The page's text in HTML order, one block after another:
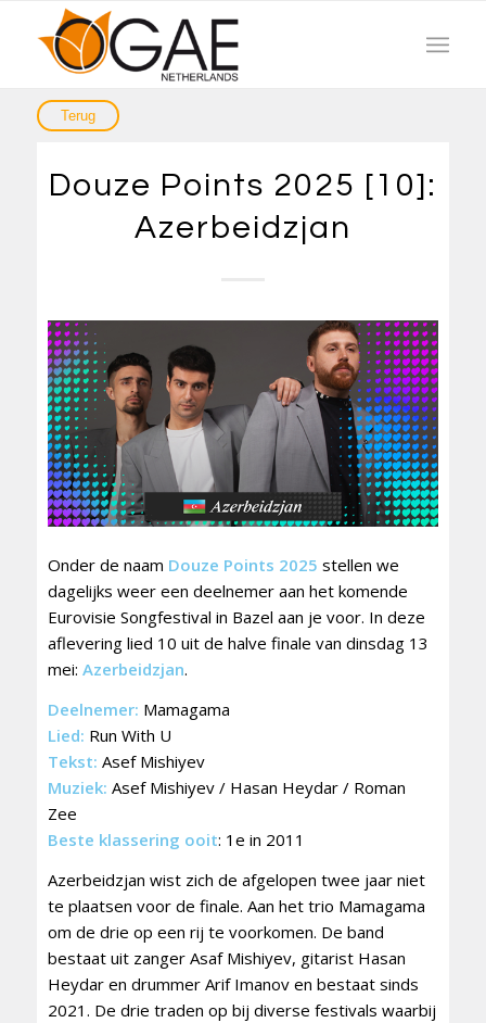
Douze Points 2025 [10]:
Azerbeidzjan
Onder de naam Douze Points 2025 stellen we
dagelijks weer een deelnemer aan het komende
Eurovisie Songfestival in Bazel aan je voor. In deze
aflevering lied 10 uit de halve finale van dinsdag 13
mei: Azerbeidzjan.
Deelnemer: Mamagama
Lied: Run With U
Tekst: Asef Mishiyev
Muziek: Asef Mishiyev / Hasan Heydar / Roman
Zee
Beste klassering ooit: 1e in 2011
Azerbeidzjan wist zich de afgelopen twee jaar niet
te plaatsen voor de finale. Aan het trio Mamagama
om de drie op een rij te voorkomen. De band
bestaat uit zanger Asaf Mishiyev, gitarist Hasan
Heydar en drummer Arif Imanov en bestaat sinds
2021. De drie traden op bij diverse festivals waarbij